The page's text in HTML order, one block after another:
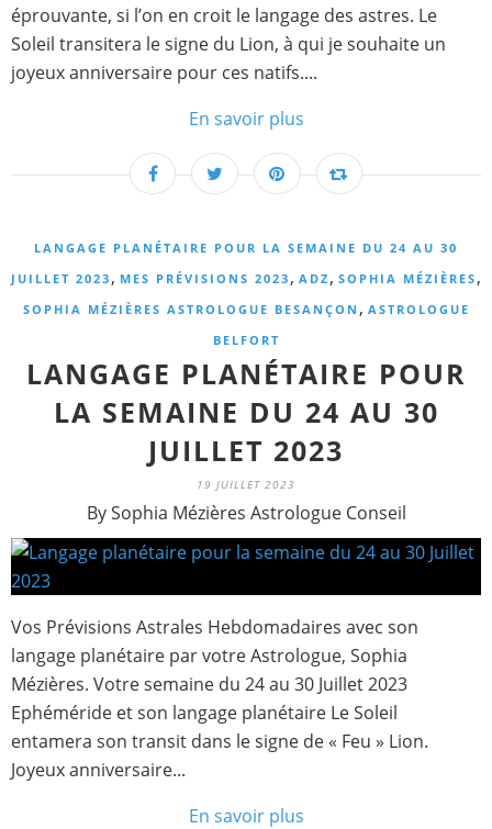
éprouvante, si l’on en croit le langage des astres. Le
Soleil transitera le signe du Lion, à qui je souhaite un
joyeux anniversaire pour ces natifs....
En savoir plus
LANGAGE PLANÉTAIRE POUR LA SEMAINE DU 24 AU 30
JUILLET 2023 , MES PRÉVISIONS 2023 , ADZ , SOPHIA MÉZIÈRES ,
SOPHIA MÉZIÈRES ASTROLOGUE BESANÇON , ASTROLOGUE
BELFORT
LANGAGE PLANÉTAIRE POUR
LA SEMAINE DU 24 AU 30
JUILLET 2023
19 JUILLET 2023
By Sophia Mézières Astrologue Conseil
Vos Prévisions Astrales Hebdomadaires avec son
langage planétaire par votre Astrologue, Sophia
Mézières. Votre semaine du 24 au 30 Juillet 2023
Ephéméride et son langage planétaire Le Soleil
entamera son transit dans le signe de « Feu » Lion.
Joyeux anniversaire...
En savoir plus